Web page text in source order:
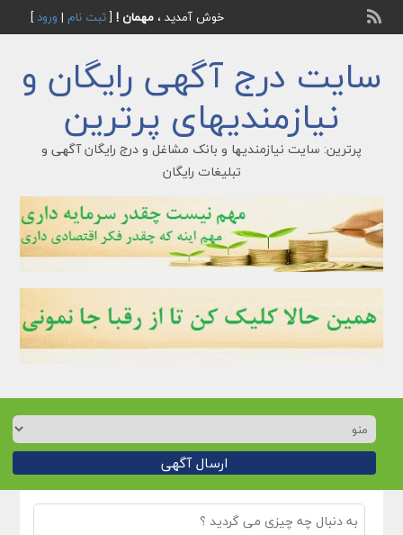
خوش آمدید ، مهمان ![ثبت نام | ورود]
سایت درج آگهی رایگان و
نیازمندیهای پرترین
پرترین: سایت نیازمندیها و بانک مشاغل و درج رایگان آگهی و
تبلیغات رایگان
ارسال آگهی